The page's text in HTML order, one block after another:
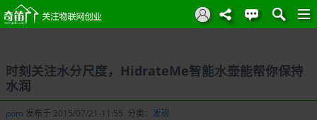
时刻关注水分尺度，HidrateMe智能水壶能帮你保持
水润
pom 发布于 2015/07/21-11:55 分类： 发现